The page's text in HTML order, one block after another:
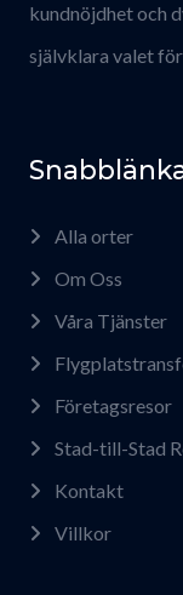
kundnöjdhet och
självklara valet
Alla orter
Om Oss
Våra Tjänster
Företagsresor
Stad-till-Stad
Kontakt
Villkor